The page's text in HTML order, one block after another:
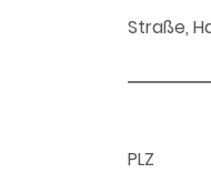
Straße,
PLZ